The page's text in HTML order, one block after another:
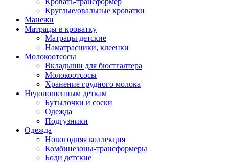
Круглые/овальные кроватки
Манежи
Матрацы в кроватку
Матрацы детские
Наматрасники, клеенки
Молокоотсосы
Вкладыши для бюстгалтера
Молокоотсосы
Хранение грудного молока
Недоношенным деткам
Бутылочки и соски
Одежда
Подгузники
Одежда
Новогодняя коллекция
Комбинезоны-трансформеры
Боди детские